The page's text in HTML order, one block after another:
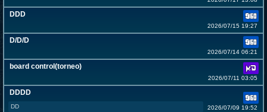
DDD
2026/07/15 19:27
D/D/D
2026/07/14 06:21
board control(torneo)
2026/07/11 03:05
DDDD
DD 2026/07/09 19:52